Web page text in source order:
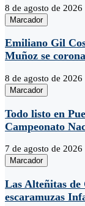
8 de agosto de 2026
Marcador
Emiliano Gil
Muñoz se
8 de agosto de 2026
Marcador
Todo listo en
Campeonato
7 de agosto de 2026
Marcador
Las Alteñitas de
escaramuzas